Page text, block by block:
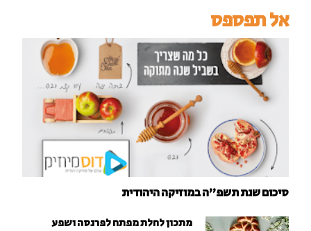
אל תפספס
סיכום שנת תשפ"ה במוזיקה היהודית
מתכון לחלת מפתח לפרנסה ושפע